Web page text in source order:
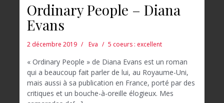
Ordinary People – Diana
Evans
2 décembre 2019 Eva 5 coeurs : excellent
« Ordinary People » de Diana Evans est un roman
qui a beaucoup fait parler de lui, au Royaume-Uni,
mais aussi à sa publication en France, porté par des
critiques et un bouche-à-oreille élogieux. Mes